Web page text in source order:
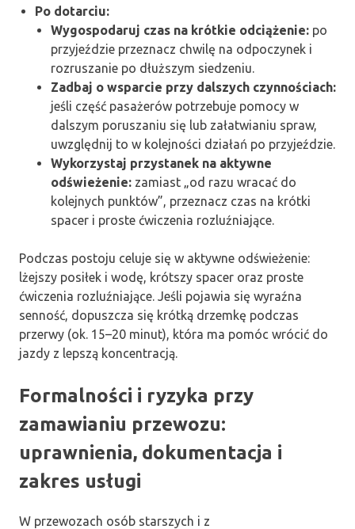
Po dotarciu:
Wygospodaruj czas na krótkie odciążenie: po
przyjeździe przeznacz chwilę na odpoczynek i
rozruszanie po dłuższym siedzeniu.
Zadbaj o wsparcie przy dalszych czynnościach:
jeśli część pasażerów potrzebuje pomocy w
dalszym poruszaniu się lub załatwianiu spraw,
uwzględnij to w kolejności działań po przyjeździe.
Wykorzystaj przystanek na aktywne
odświeżenie: zamiast „od razu wracać do
kolejnych punktów”, przeznacz czas na krótki
spacer i proste ćwiczenia rozluźniające.
Podczas postoju celuje się w aktywne odświeżenie:
lżejszy posiłek i wodę, krótszy spacer oraz proste
ćwiczenia rozluźniające. Jeśli pojawia się wyraźna
senność, dopuszcza się krótką drzemkę podczas
przerwy (ok. 15–20 minut), która ma pomóc wrócić do
jazdy z lepszą koncentracją.
Formalności i ryzyka przy
zamawianiu przewozu:
uprawnienia, dokumentacja i
zakres usługi
W przewozach osób starszych i z